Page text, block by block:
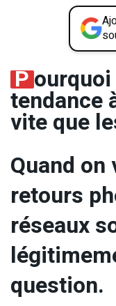
P
tendance
vite que
Quand
retours
réseaux
question.